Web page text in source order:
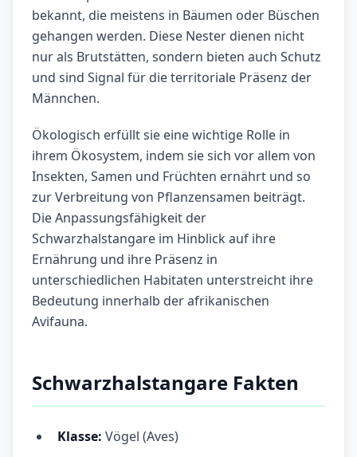
bekannt, die meistens in Bäumen oder Büschen
gehangen werden. Diese Nester dienen nicht
nur als Brutstätten, sondern bieten auch Schutz
und sind Signal für die territoriale Präsenz der
Männchen.
Ökologisch erfüllt sie eine wichtige Rolle in
ihrem Ökosystem, indem sie sich vor allem von
Insekten, Samen und Früchten ernährt und so
zur Verbreitung von Pflanzensamen beiträgt.
Die Anpassungsfähigkeit der
Schwarzhalstangare im Hinblick auf ihre
Ernährung und ihre Präsenz in
unterschiedlichen Habitaten unterstreicht ihre
Bedeutung innerhalb der afrikanischen
Avifauna.
Schwarzhalstangare Fakten
Klasse: Vögel (Aves)